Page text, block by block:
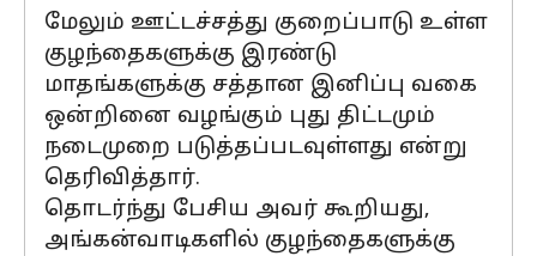
மேலும் ஊட்டச்சத்து குறைப்பாடு உள்ள
குழந்தைகளுக்கு இரண்டு
மாதங்களுக்கு சத்தான இனிப்பு வகை
ஒன்றினை வழங்கும் புது திட்டமும்
நடைமுறை படுத்தப்படவுள்ளது என்று
தெரிவித்தார்.
தொடர்ந்து பேசிய அவர் கூறியது,
அங்கன்வாடிகளில் குழந்தைகளுக்கு